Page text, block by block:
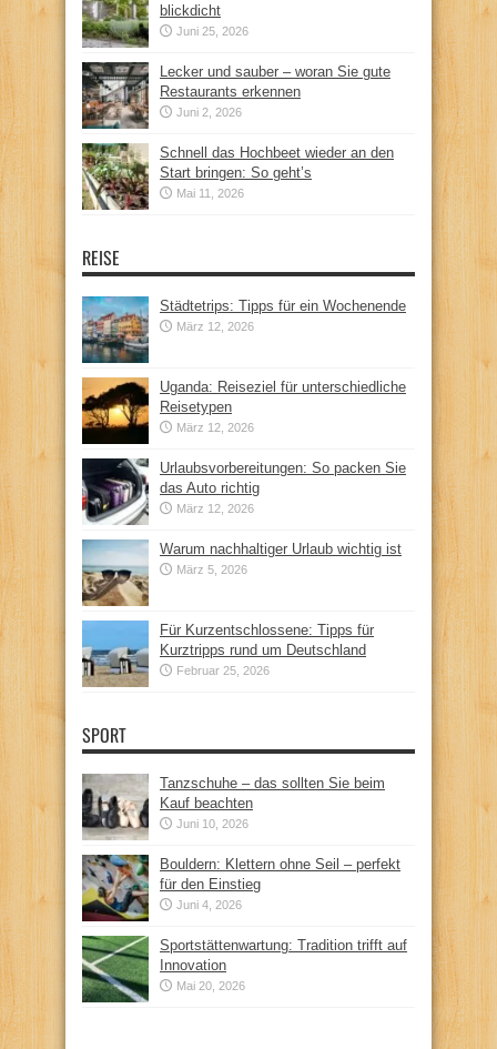
blickdicht
Juni 25, 2026
Lecker und sauber – woran Sie gute
Restaurants erkennen
Juni 2, 2026
Schnell das Hochbeet wieder an den
Start bringen: So geht’s
Mai 11, 2026
REISE
Städtetrips: Tipps für ein Wochenende
März 12, 2026
Uganda: Reiseziel für unterschiedliche
Reisetypen
März 12, 2026
Urlaubsvorbereitungen: So packen Sie
das Auto richtig
März 12, 2026
Warum nachhaltiger Urlaub wichtig ist
März 5, 2026
Für Kurzentschlossene: Tipps für
Kurztripps rund um Deutschland
Februar 25, 2026
SPORT
Tanzschuhe – das sollten Sie beim
Kauf beachten
Juni 10, 2026
Bouldern: Klettern ohne Seil – perfekt
für den Einstieg
Juni 4, 2026
Sportstättenwartung: Tradition trifft auf
Innovation
Mai 20, 2026